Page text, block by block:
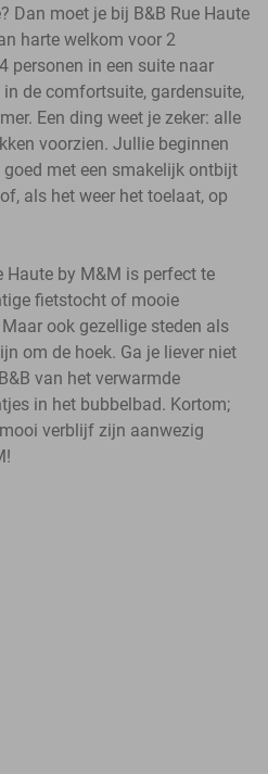
Dan moet je bij B&B Rue Haute
harte welkom voor 2
personen in een suite naar
de comfortsuite, gardensuite,
Een ding weet je zeker: alle
voorzien. Jullie beginnen
met een smakelijk ontbijt
als het weer het toelaat, op
Haute by M&M is perfect te
fietstocht of mooie
ook gezellige steden als
om de hoek. Ga je liever niet
van het verwarmde
in het bubbelbad. Kortom;
verblijf zijn aanwezig